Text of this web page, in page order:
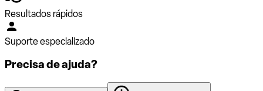
Resultados rápidos
Suporte especializado
Precisa de ajuda?